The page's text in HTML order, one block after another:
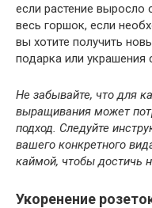
если растение
весь горшок, если
вы хотите получить
подарка или украшения
Не забывайте, что для
выращивания может
подход. Следуйте
вашего конкретного
каймой, чтобы достичь
Укоренение